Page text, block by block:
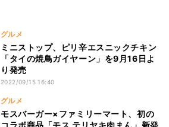
グルメ
ミニストップ、ピリ辛エスニックチキン
「タイの焼鳥ガイヤーン」を9月16日よ
り発売
2022/09/15 16:40
グルメ
モスバーガー×ファミリーマート、初の
コラボ商品「モス テリヤキ肉まん」新発